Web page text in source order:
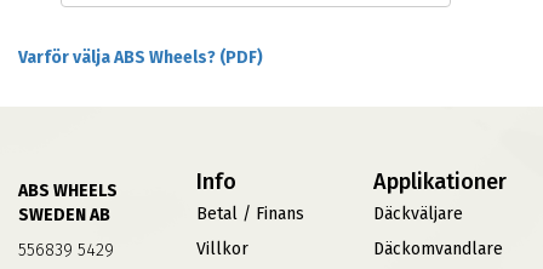
Varför välja ABS Wheels? (PDF)
ABS WHEELS
SWEDEN AB
556839 5429
Info
Betal / Finans
Villkor
Applikationer
Däckväljare
Däckomvandlare